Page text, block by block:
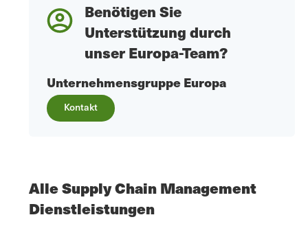
Benötigen Sie
Unterstützung durch
unser Europa-Team?
Unternehmensgruppe Europa
Kontakt
Alle Supply Chain Management
Dienstleistungen